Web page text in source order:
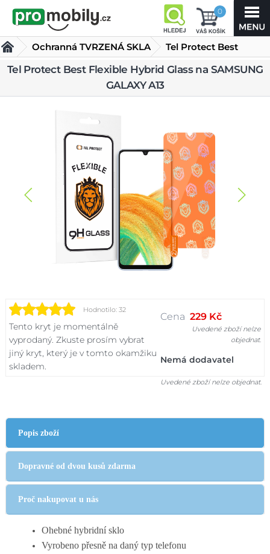
0
Ochranná TVRZENÁ SKLA
Tel Protect Best
Flexible Hybrid Glass
na SAMSUNG GALAXY A13
Tel Protect Best Flexible Hybrid Glass na SAMSUNG
GALAXY A13
Hodnotilo: 32
Tento kryt je momentálně
vyprodaný. Zkuste prosím vybrat
jiný kryt, který je v tomto okamžiku
skladem.
Cena 229 Kč
Uvedené zboží nelze
objednat.
Nemá dodavatel
Uvedené zboží nelze objednat.
Popis zboží
Dopravné od dvou kusů zdarma
Proč nakupovat u nás
Ohebné hybridní sklo
Vyrobeno přesně na daný typ telefonu